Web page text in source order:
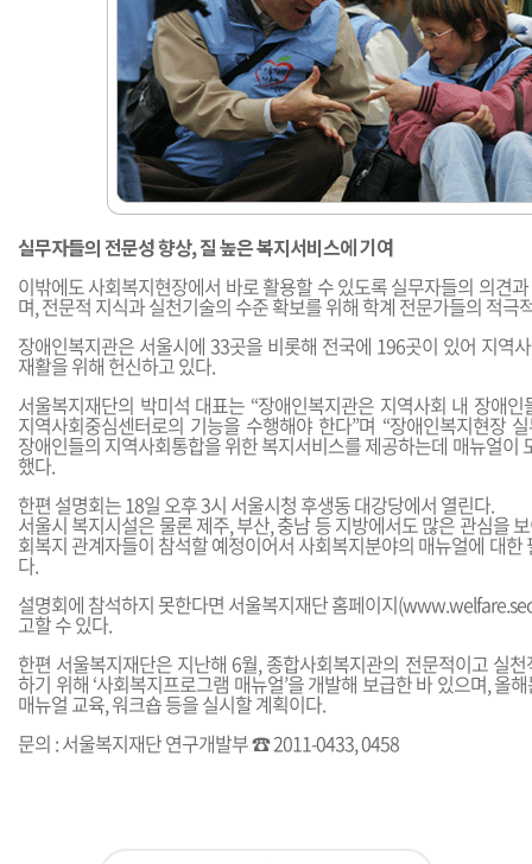
실무자들의 전문성 향상, 질 높은 복지서비스에 기여
이밖에도 사회복지현장에서 바로 활용할 수 있도록 실무자들의 의견
며, 전문적 지식과 실천기술의 수준 확보를 위해 학계 전문가들의 적극
장애인복지관은 서울시에 33곳을 비롯해 전국에 196곳이 있어 지역
재활을 위해 헌신하고 있다.
서울복지재단의 박미석 대표는 “장애인복지관은 지역사회 내 장애
지역사회중심센터로의 기능을 수행해야 한다”며 “장애인복지현장
장애인들의 지역사회통합을 위한 복지서비스를 제공하는데 매뉴얼이
했다.
한편 설명회는 18일 오후 3시 서울시청 후생동 대강당에서 열린다.
서울시 복지시설은 물론 제주, 부산, 충남 등 지방에서도 많은 관심을
회복지 관계자들이 참석할 예정이어서 사회복지분야의 매뉴얼에 대한
다.
설명회에 참석하지 못한다면 서울복지재단 홈페이지(
고할 수 있다.
한편 서울복지재단은 지난해 6월, 종합사회복지관의 전문적이고 실
하기 위해 ‘사회복지프로그램 매뉴얼’을 개발해 보급한 바 있으며, 올
매뉴얼 교육, 워크숍 등을 실시할 계획이다.
문의 : 서울복지재단 연구개발부 ☎ 2011-0433, 0458